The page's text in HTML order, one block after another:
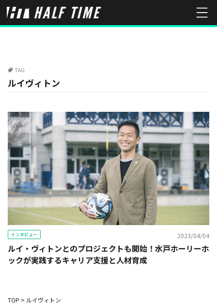
TAG
ルイヴィトン
インタビュー 2023/04/04
ルイ・ヴィトンとのプロジェクトも開始！水戸ホーリーホ
ックが実践するキャリア支援と人材育成
TOP > ルイヴィトン